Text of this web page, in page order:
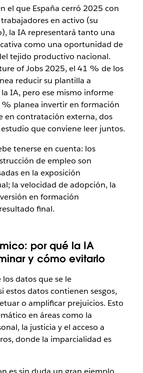
el que España cerró 2025 con
en activo (su
la IA representará tanto una
como una oportunidad de
tejido productivo nacional.
of Jobs 2025, el 41 % de los
reducir su plantilla a
IA, pero ese mismo informe
% planea invertir en formación
en contratación externa, dos
que conviene leer juntos.
tenerse en cuenta: los
de empleo son
en la exposición
la velocidad de adopción, la
en formación
final.
por qué la IA
y cómo evitarlo
datos que se le
estos datos contienen sesgos,
o amplificar prejuicios. Esto
en áreas como la
la justicia y el acceso a
donde la imparcialidad es